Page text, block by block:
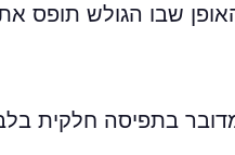
שבו הגולש תופס
בתפיסה חלקית